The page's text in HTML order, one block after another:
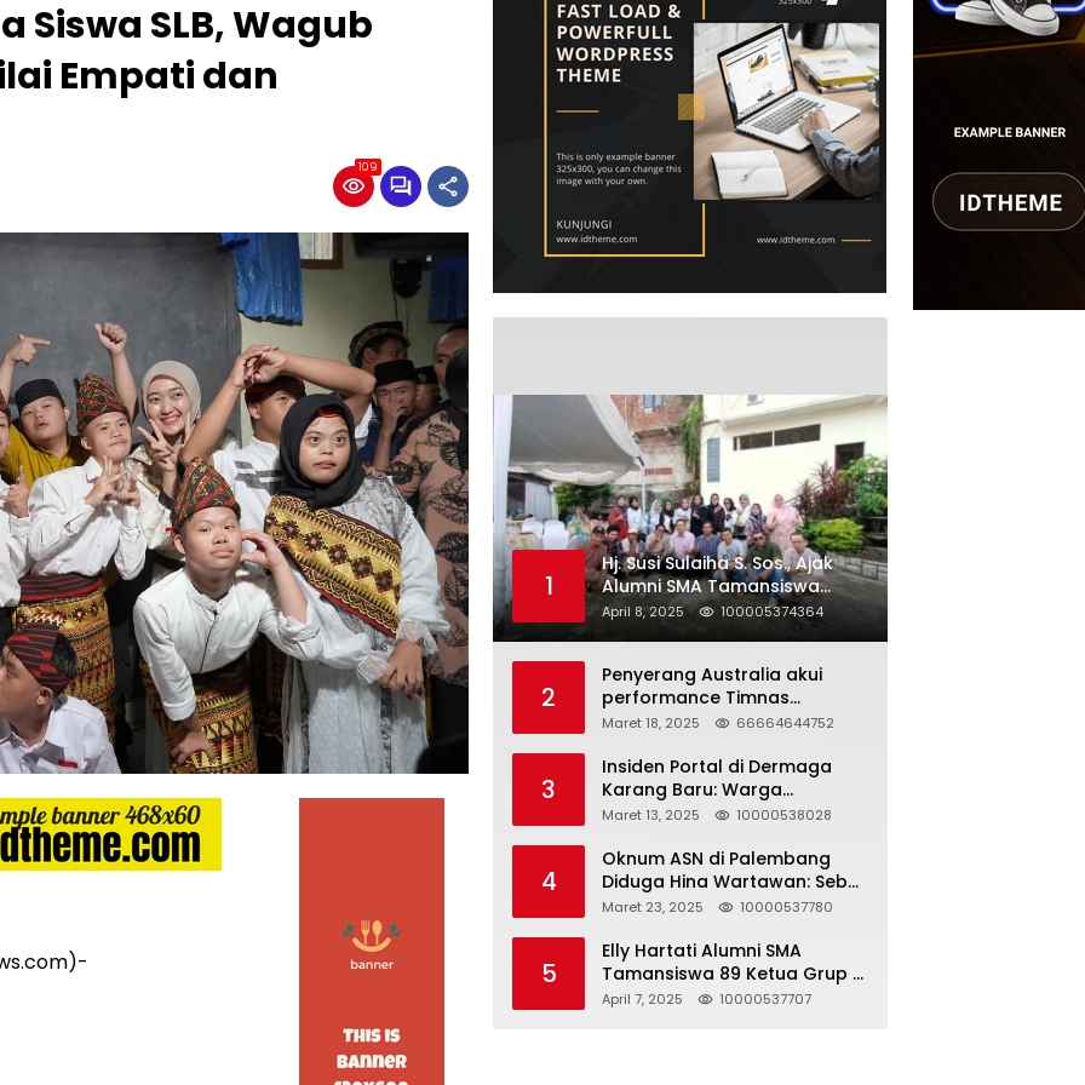
Siswa SLB, Wagub
Empati dan
109
1
Hj. Susi Sulaiha S. Sos., Ajak
Alumni SMA Tamansiswa
Palembang Angkatan 91 Halal
Bihalal
April 8, 2025 100005374364
2
Penyerang Australia akui
performance Timnas
Indonesia
Maret 18, 2025 66664644752
3
Insiden Portal di Dermaga
Karang Baru: Warga
Klarifikasi dan Kritik
Akurat
Maret 13, 2025 10000538028
4
Oknum ASN di Palembang
Diduga Hina Wartawan: Sebut
Profesi Jurnalis Hanya
Berujung Dugaan
Pelanggaran UU ITE!
Maret 23, 2025 10000537780
5
Elly Hartati Alumni SMA
Tamansiswa 89 Ketua Grup S
4 Laksanakan Giat
April 7, 2025 10000537707